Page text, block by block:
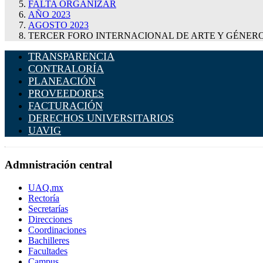
FALTA ORGANIZAR
AÑO 2023
AGOSTO 2023
TERCER FORO INTERNACIONAL DE ARTE Y
TRANSPARENCIA
CONTRALORÍA
PLANEACIÓN
PROVEEDORES
FACTURACIÓN
DERECHOS UNIVERSITARIOS
UAVIG
Admnistración central
UAQ.mx
Rectoría
Secretarías
Direcciones
Coordinaciones
Bachilleres
Facultades